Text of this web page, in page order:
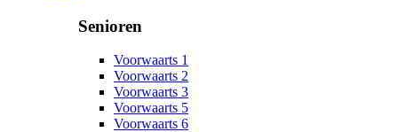
Senioren
Voorwaarts 1
Voorwaarts 2
Voorwaarts 3
Voorwaarts 5
Voorwaarts 6